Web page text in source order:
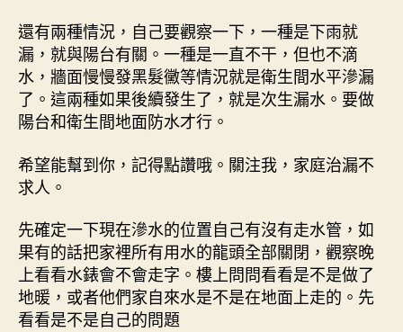
還有兩種情況，自己要觀察一下，一種是下雨就
漏，就與陽台有關。一種是一直不干，但也不滴
水，牆面慢慢發黑髮黴等情況就是衛生間水平滲漏
了。這兩種如果後續發生了，就是次生漏水。要做
陽台和衛生間地面防水才行。
希望能幫到你，記得點讚哦。關注我，家庭治漏不
求人。
先確定一下現在滲水的位置自己有沒有走水管，如
果有的話把家裡所有用水的龍頭全部關閉，觀察晚
上看看水錶會不會走字。樓上問問看看是不是做了
地暖，或者他們家自來水是不是在地面上走的。先
看看是不是自己的問題